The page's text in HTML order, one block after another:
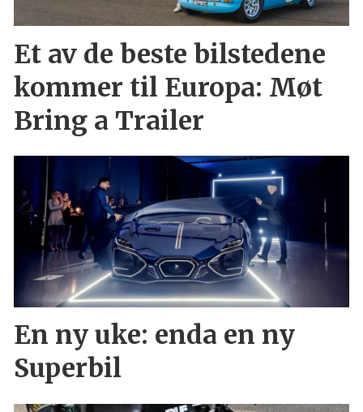
Et av de beste bilstedene
kommer til Europa: Møt
Bring a Trailer
En ny uke: enda en ny
Superbil